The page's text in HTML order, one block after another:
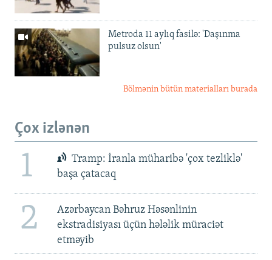
Metroda 11 aylıq fasilə: 'Daşınma
pulsuz olsun'
Bölmənin bütün materialları burada
Çox izlənən
1
Tramp: İranla müharibə 'çox tezliklə'
başa çatacaq
2
Azərbaycan Bəhruz Həsənlinin
ekstradisiyası üçün hələlik müraciət
etməyib